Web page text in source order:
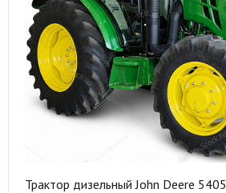
Трактор дизельный John Deere